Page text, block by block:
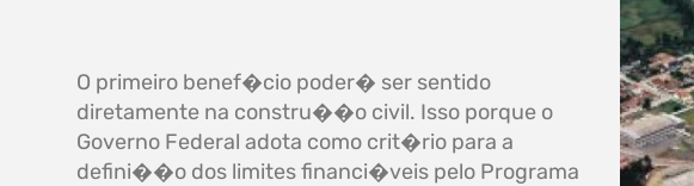
O primeiro benef�cio poder� ser sentido
diretamente na constru��o civil. Isso porque o
Governo Federal adota como crit�rio para a
defini��o dos limites financi�veis pelo Programa